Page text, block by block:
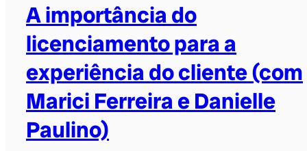
A importância do
licenciamento para a
experiência do cliente (com
Marici Ferreira e Danielle
Paulino)